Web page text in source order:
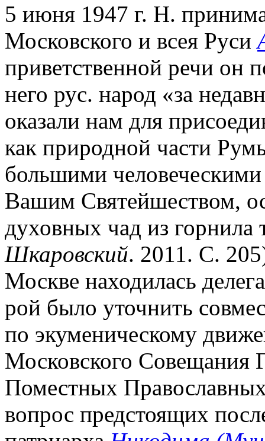
5 июня 1947 г. Н.
Московского и всея Руси
приветственной речи он
него рус. народ «за
оказали нам для
как природной части
большими
Вашим Святейшеством,
духовных чад из
Шкаровский. 2011. С.
Москве находилась
рой было уточнить
по экуменическому
Московского Совещания
Поместных
вопрос предстоящих